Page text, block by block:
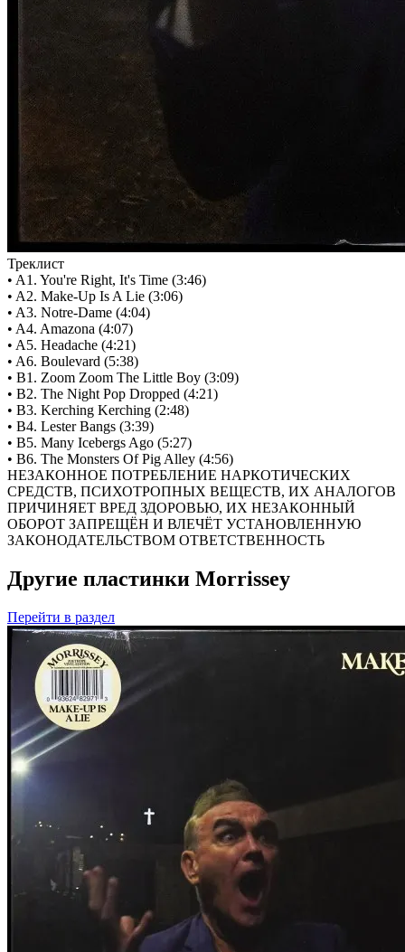
Треклист
• A1. You're Right, It's Time (3:46)
• A2. Make-Up Is A Lie (3:06)
• A3. Notre-Dame (4:04)
• A4. Amazona (4:07)
• A5. Headache (4:21)
• A6. Boulevard (5:38)
• B1. Zoom Zoom The Little Boy (3:09)
• B2. The Night Pop Dropped (4:21)
• B3. Kerching Kerching (2:48)
• B4. Lester Bangs (3:39)
• B5. Many Icebergs Ago (5:27)
• B6. The Monsters Of Pig Alley (4:56)
НЕЗАКОННОЕ ПОТРЕБЛЕНИЕ НАРКОТИЧЕСКИХ
СРЕДСТВ, ПСИХОТРОПНЫХ ВЕЩЕСТВ, ИХ АНАЛОГОВ
ПРИЧИНЯЕТ ВРЕД ЗДОРОВЬЮ, ИХ НЕЗАКОННЫЙ
ОБОРОТ ЗАПРЕЩЁН И ВЛЕЧЁТ УСТАНОВЛЕННУЮ
ЗАКОНОДАТЕЛЬСТВОМ ОТВЕТСТВЕННОСТЬ
Другие пластинки Morrissey
Перейти в раздел